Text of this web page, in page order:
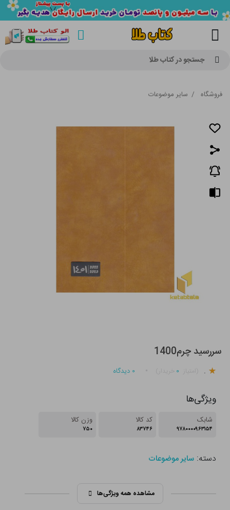
جستجو در کتاب طلا
فروشگاه / سایر موضوعات
سررسید چرم1400
. ۰ ۰ دیدگاه
ویژگی‌ها
شابک
۹۷۸۰۰۰۰۹۶۳۱۵۴
کد کالا
۸۳۷۴۶
وزن کالا
۷۵۰
دسته:سایر موضوعات
مشاهده همه ویژگی‌ها